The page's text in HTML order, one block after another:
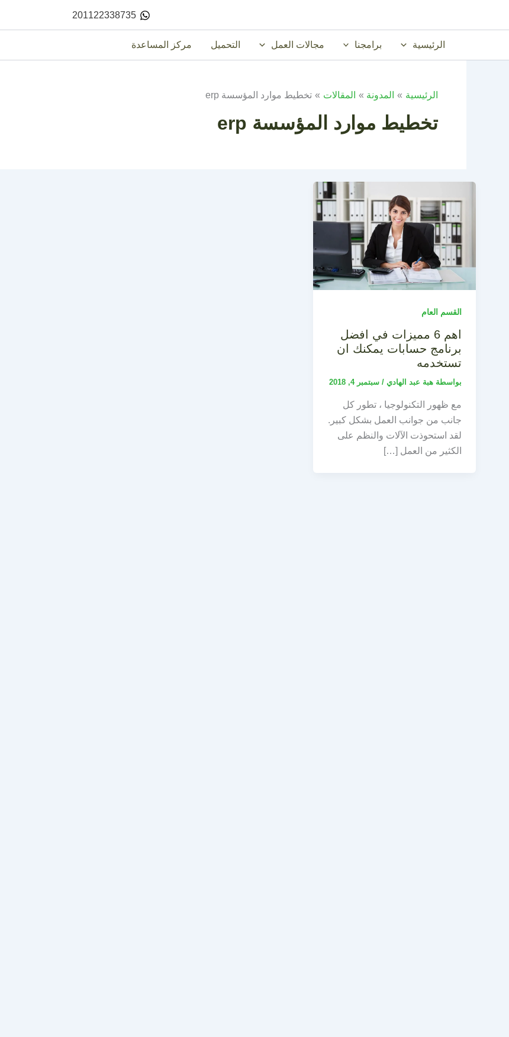
201122338735
الرئيسية برامجنا مجالات العمل التحميل مركز المساعدة
الرئيسية المدونة المقالات تخطيط موارد المؤسسة erp
تخطيط موارد المؤسسة erp
القسم العام
اهم 6 مميزات في افضل
برنامج حسابات يمكنك ان
تستخدمه
بواسطة هبة عبد الهادي / سبتمبر 4, 2018
مع ظهور التكنولوجيا ، تطور كل
جانب من جوانب العمل بشكل كبير.
لقد استحوذت الآلات والنظم على
الكثير من العمل […]